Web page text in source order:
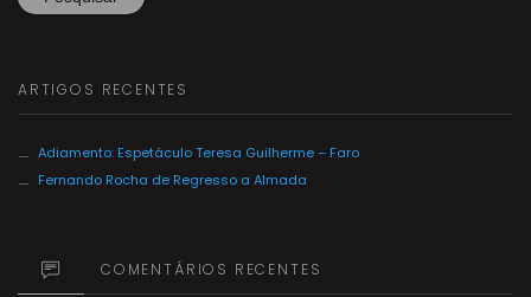
ARTIGOS RECENTES
Adiamento: Espetáculo Teresa Guilherme – Faro
Fernando Rocha de Regresso a Almada
COMENTÁRIOS RECENTES